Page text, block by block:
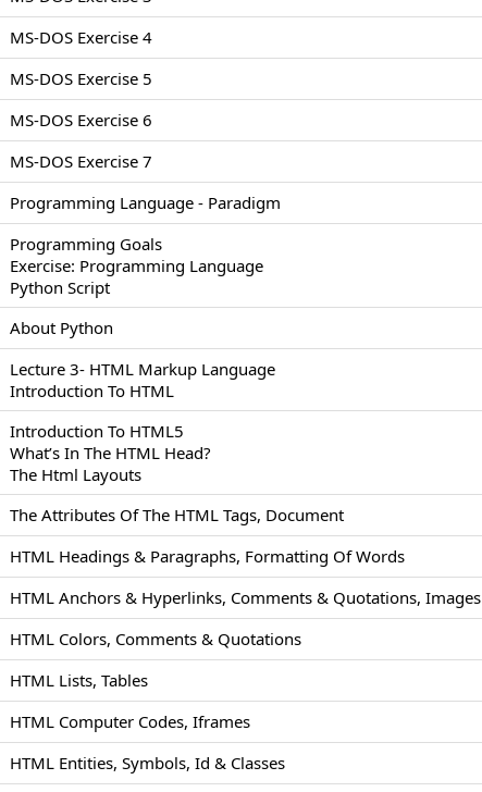
MS-DOS Exercise 4
MS-DOS Exercise 5
MS-DOS Exercise 6
MS-DOS Exercise 7
Programming Language - Paradigm
Programming Goals
Exercise: Programming Language
Python Script
About Python
Lecture 3- HTML Markup Language
Introduction To HTML
Introduction To HTML5
What’s In The HTML Head?
The Html Layouts
The Attributes Of The HTML Tags, Document
HTML Headings & Paragraphs, Formatting Of Words
HTML Anchors & Hyperlinks, Comments & Quotations, Images
HTML Colors, Comments & Quotations
HTML Lists, Tables
HTML Computer Codes, Iframes
HTML Entities, Symbols, Id & Classes